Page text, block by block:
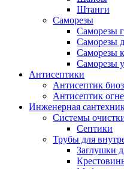
Штанги
Саморезы
Саморезы
Саморезы
Саморезы
Саморезы
Антисептики
Антисептик
Антисептик
Инженерная
Системы
Септики
Трубы для
Заглушки